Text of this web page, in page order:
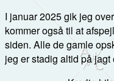
I januar 2025 gik jeg
kommer også til at
siden. Alle de gamle
jeg er stadig altid på